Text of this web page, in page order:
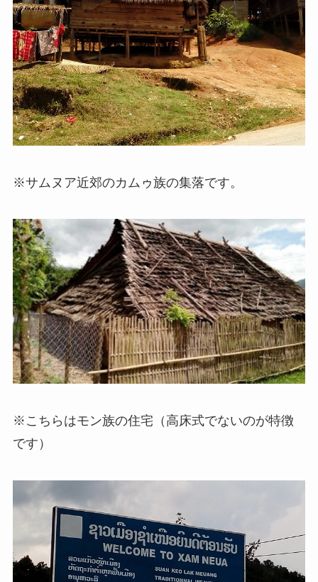
※サムヌア近郊のカムゥ族の集落です。
※こちらはモン族の住宅（高床式でないのが特徴
です）